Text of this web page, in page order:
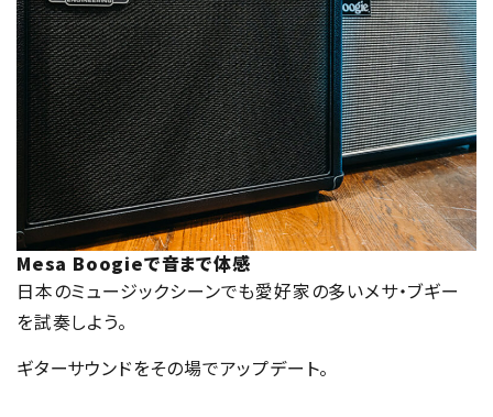
Mesa Boogieで音まで体感
日本のミュージックシーンでも愛好家の多いメサ・ブギー
を試奏しよう。
ギターサウンドをその場でアップデート。